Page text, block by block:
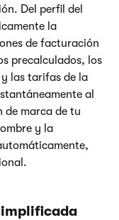
Del perfil del
la
de facturación
precalculados, los
las tarifas de la
al
de marca de tu
y la